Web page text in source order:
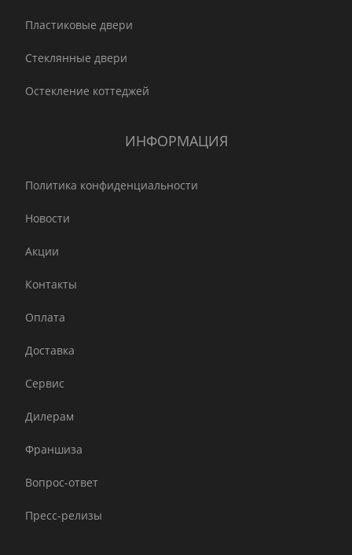
Пластиковые двери
Стеклянные двери
Остекление коттеджей
ИНФОРМАЦИЯ
Политика конфиденциальности
Новости
Акции
Контакты
Оплата
Доставка
Сервис
Дилерам
Франшиза
Вопрос-ответ
Пресс-релизы